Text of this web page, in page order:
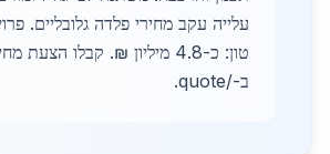
טון: כ-4.8 מיליון ₪. קבלו הצעת
ב-/quote.